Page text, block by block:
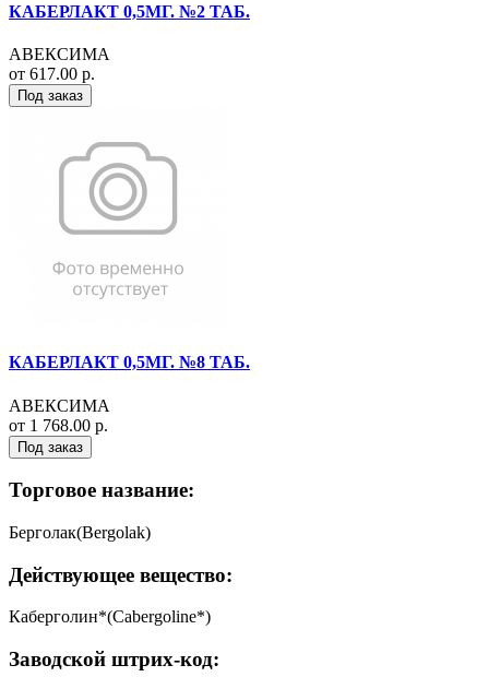
КАБЕРЛАКТ 0,5МГ. №2 ТАБ.
АВЕКСИМА
от 617.00 р.
Под заказ
КАБЕРЛАКТ 0,5МГ. №8 ТАБ.
АВЕКСИМА
от 1 768.00 р.
Под заказ
Торговое название:
Берголак(Bergolak)
Действующее вещество:
Каберголин*(Cabergoline*)
Заводской штрих-код: